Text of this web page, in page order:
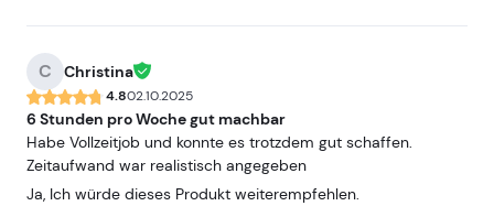
C Christina
4.802.10.2025
6 Stunden pro Woche gut machbar
Habe Vollzeitjob und konnte es trotzdem gut schaffen.
Zeitaufwand war realistisch angegeben
Ja, Ich würde dieses Produkt weiterempfehlen.